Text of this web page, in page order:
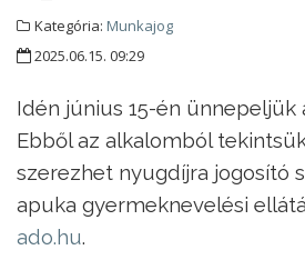
Kategória: Munkajog
2025.06.15. 09:29
Idén június 15-én ünnepeljük
Ebből az alkalomból
szerezhet nyugdíjra jogosító
apuka gyermeknevelési
ado.hu.